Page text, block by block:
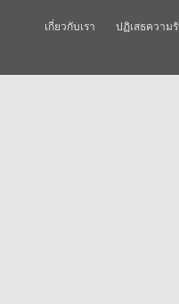
เกี่ยวกับเรา ปฏิเสธความ